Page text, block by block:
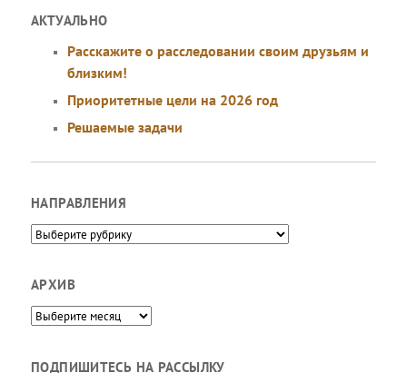
АКТУАЛЬНО
Расскажите о расследовании своим друзьям и
близким!
Приоритетные цели на 2026 год
Решаемые задачи
НАПРАВЛЕНИЯ
Направления
АРХИВ
Архив
ПОДПИШИТЕСЬ НА РАССЫЛКУ